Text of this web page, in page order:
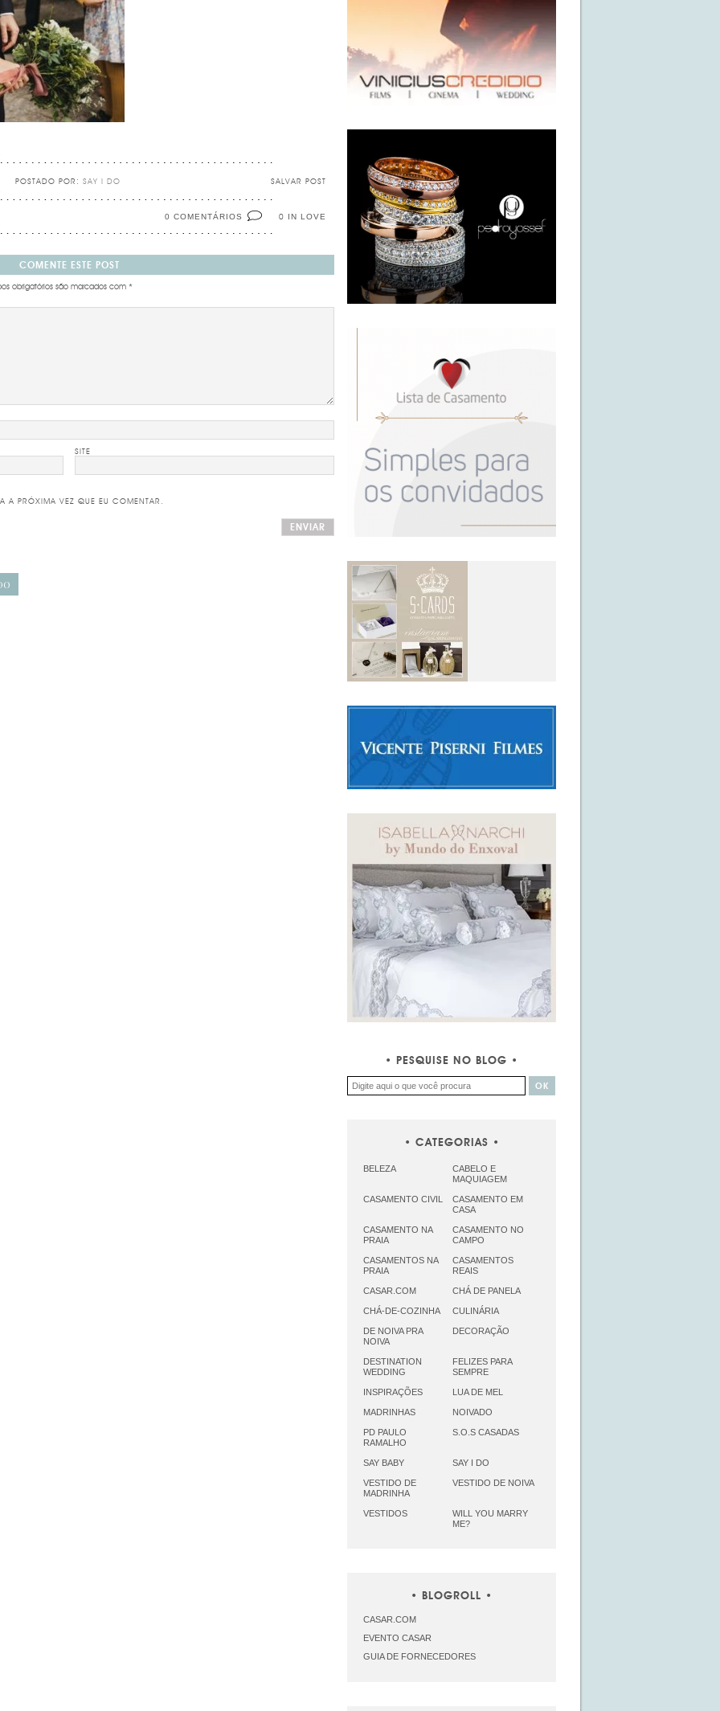
SALVAR POST
POSTADO POR: SAY I DO
0 IN LOVE
0 COMENTÁRIOS
COMENTE ESTE POST
obrigatórios são marcados com *
SITE
A PRÓXIMA VEZ QUE EU COMENTAR.
PESQUISE NO BLOG
CATEGORIAS
BELEZA
CABELO E
MAQUIAGEM
CASAMENTO CIVIL
CASAMENTO EM
CASA
CASAMENTO NA
PRAIA
CASAMENTO NO
CAMPO
CASAMENTOS NA
PRAIA
CASAMENTOS
REAIS
CASAR.COM CHÁ DE PANELA
CHÁ-DE-COZINHA CULINÁRIA
DE NOIVA PRA
NOIVA
DECORAÇÃO
DESTINATION
WEDDING
FELIZES PARA
SEMPRE
INSPIRAÇÕES LUA DE MEL
MADRINHAS NOIVADO
PD PAULO
RAMALHO
S.O.S CASADAS
SAY BABY SAY I DO
VESTIDO DE
MADRINHA
VESTIDO DE NOIVA
VESTIDOS
WILL YOU MARRY
ME?
BLOGROLL
CASAR.COM
EVENTO CASAR
GUIA DE FORNECEDORES